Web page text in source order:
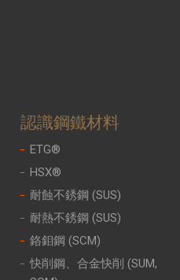
認識鋼鐵材料
ETG®
HSX®
耐蝕不銹鋼 (SUS)
耐熱不銹鋼 (SUS)
鉻鉬鋼 (SCM)
快削鋼、合金快削 (SUM,